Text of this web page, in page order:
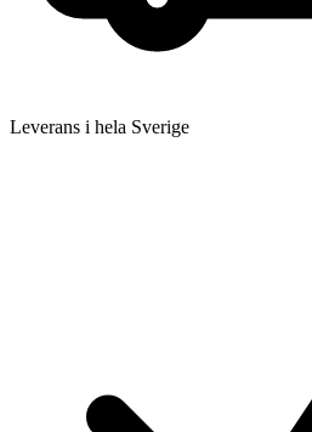
Leverans i hela Sverige